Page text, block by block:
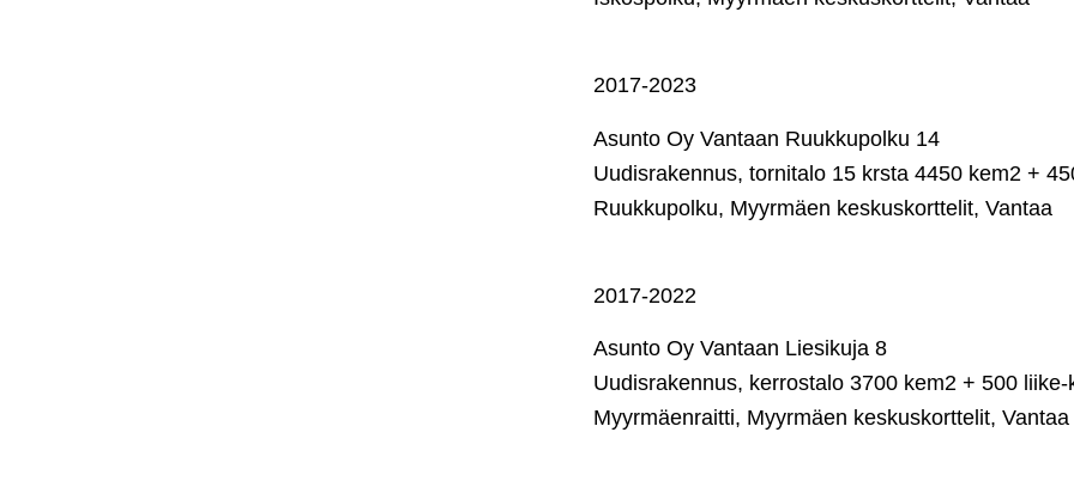
2017-2023
Asunto Oy Vantaan Ruukkupolku 14
Uudisrakennus, tornitalo 15 krsta 4450 kem2 +
Ruukkupolku, Myyrmäen keskuskorttelit, Vantaa
2017-2022
Asunto Oy Vantaan Liesikuja 8
Uudisrakennus, kerrostalo 3700 kem2 + 500
Myyrmäenraitti, Myyrmäen keskuskorttelit, Vantaa